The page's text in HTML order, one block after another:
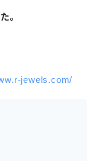
。
jewels.com/